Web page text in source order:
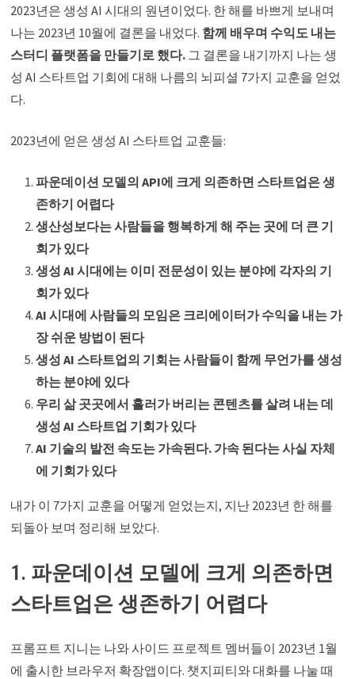
2023년은 생성 AI 시대의 원년이었다. 한 해를 바쁘게 보내며
나는 2023년 10월에 결론을 내었다. 함께 배우며 수익도 내는
스터디 플랫폼을 만들기로 했다. 그 결론을 내기까지 나는 생
성 AI 스타트업 기회에 대해 나름의 뇌피셜 7가지 교훈을 얻었
다.
2023년에 얻은 생성 AI 스타트업 교훈들:
파운데이션 모델의 API에 크게 의존하면 스타트업은 생
존하기 어렵다
생산성보다는 사람들을 행복하게 해 주는 곳에 더 큰 기
회가 있다
생성 AI 시대에는 이미 전문성이 있는 분야에 각자의 기
회가 있다
AI 시대에 사람들의 모임은 크리에이터가 수익을 내는 가
장 쉬운 방법이 된다
생성 AI 스타트업의 기회는 사람들이 함께 무언가를 생성
하는 분야에 있다
우리 삶 곳곳에서 흘러가 버리는 콘텐츠를 살려 내는 데
생성 AI 스타트업 기회가 있다
AI 기술의 발전 속도는 가속된다. 가속 된다는 사실 자체
에 기회가 있다
내가 이 7가지 교훈을 어떻게 얻었는지, 지난 2023년 한 해를
되돌아 보며 정리해 보았다.
1. 파운데이션 모델에 크게 의존하면
스타트업은 생존하기 어렵다
프롬프트 지니는 나와 사이드 프로젝트 멤버들이 2023년 1월
에 출시한 브라우저 확장앱이다. 챗지피티와 대화를 나눌 때